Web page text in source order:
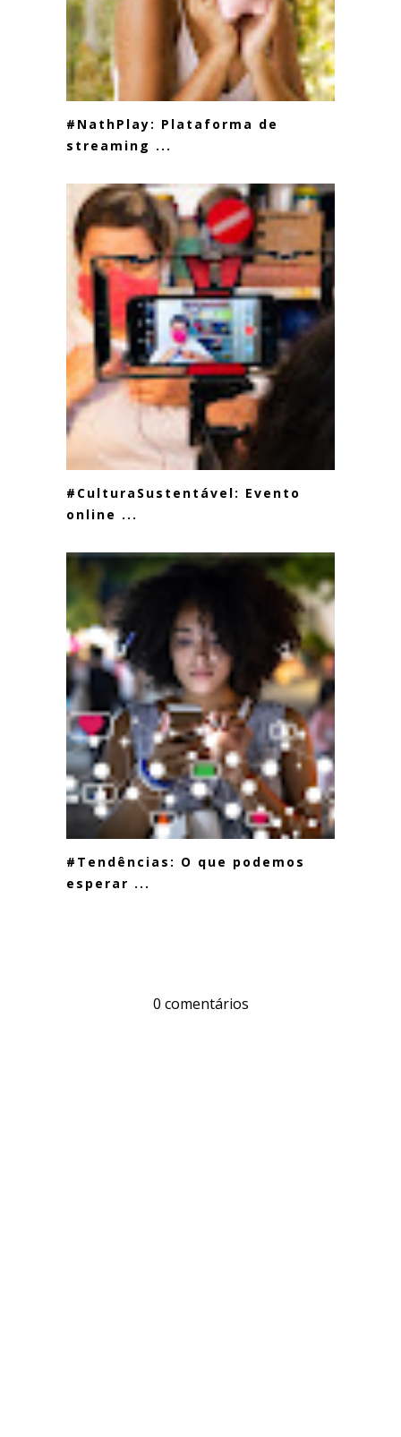
#NathPlay: Plataforma de
streaming ...
#CulturaSustentável: Evento
online ...
#Tendências: O que podemos
esperar ...
0 comentários